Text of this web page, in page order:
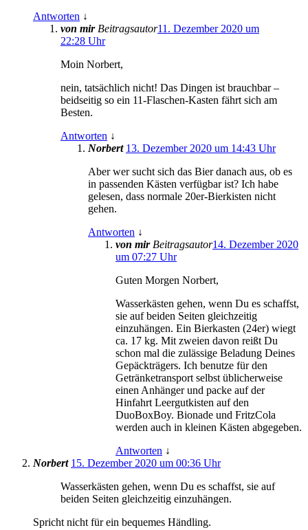
Antworten ↓
von mir Beitragsautor11. Dezember 2020 um
22:28 Uhr
Moin Norbert,
nein, tatsächlich nicht! Das Dingen ist brauchbar –
beidseitig so ein 11-Flaschen-Kasten fährt sich am
Besten.
Antworten ↓
Norbert 13. Dezember 2020 um 14:43 Uhr
Aber wer sucht sich das Bier danach aus, ob es
in passenden Kästen verfügbar ist? Ich habe
gelesen, dass normale 20er-Bierkisten nicht
gehen.
Antworten ↓
von mir Beitragsautor14. Dezember 2020
um 07:27 Uhr
Guten Morgen Norbert,
Wasserkästen gehen, wenn Du es schaffst,
sie auf beiden Seiten gleichzeitig
einzuhängen. Ein Bierkasten (24er) wiegt
ca. 17 kg. Mit zweien davon reißt Du
schon mal die zulässige Beladung Deines
Gepäckträgers. Ich benutze für den
Getränketransport selbst üblicherweise
einen Anhänger und packe auf der
Hinfahrt Leergutkisten auf den
DuoBoxBoy. Bionade und FritzCola
werden auch in kleinen Kästen abgegeben.
Antworten ↓
Norbert 15. Dezember 2020 um 00:36 Uhr
Wasserkästen gehen, wenn Du es schaffst, sie auf
beiden Seiten gleichzeitig einzuhängen.
Spricht nicht für ein bequemes Händling.